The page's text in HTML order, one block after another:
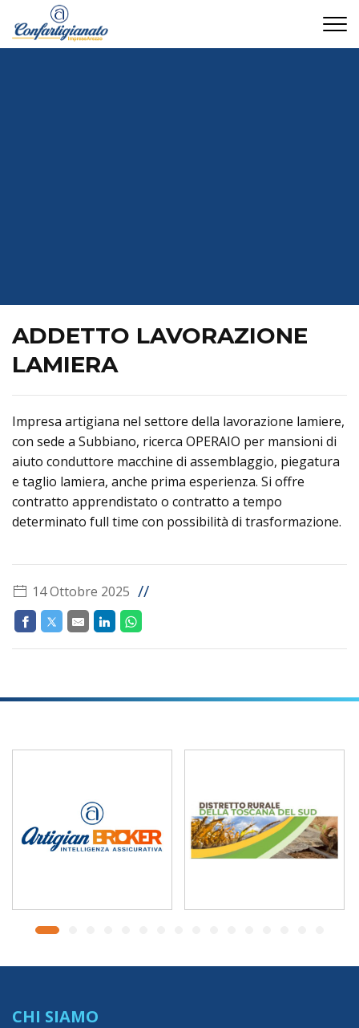
ADDETTO LAVORAZIONE
LAMIERA
Impresa artigiana nel settore della lavorazione lamiere,
con sede a Subbiano, ricerca OPERAIO per mansioni di
aiuto conduttore macchine di assemblaggio, piegatura
e taglio lamiera, anche prima esperienza. Si offre
contratto apprendistato o contratto a tempo
determinato full time con possibilità di trasformazione.
14 Ottobre 2025 //
CHI SIAMO